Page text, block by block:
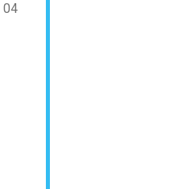
04